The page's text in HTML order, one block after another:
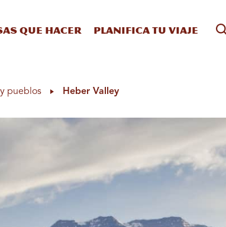
que hacer Planifica tu viaje
pueblos Heber Valley